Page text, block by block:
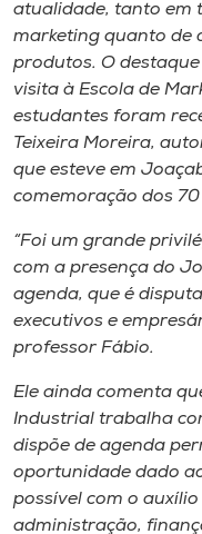
Museu
Unoesc
Store
Selecione
o idioma
A-
atualidade, tanto em
marketing quanto de
produtos. O
visita à Escola de
estudantes foram
Teixeira Moreira,
que esteve em
comemoração dos 70
“Foi um grande
com a presença do
agenda, que é
executivos e
professor Fábio.
Ele ainda comenta
Industrial trabalha
dispõe de agenda
oportunidade dado
possível com o
administração,